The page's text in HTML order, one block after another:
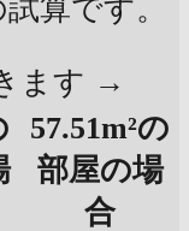
算です。
ます →
57.51m²の
部屋の場
合